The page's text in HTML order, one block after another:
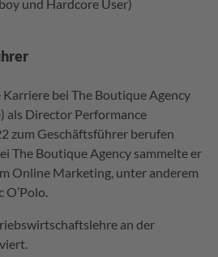
und Hardcore User)
bei The Boutique Agency
als Director Performance
zum Geschäftsführer berufen
The Boutique Agency sammelte er
Online Marketing, unter anderem
O’Polo.
an der